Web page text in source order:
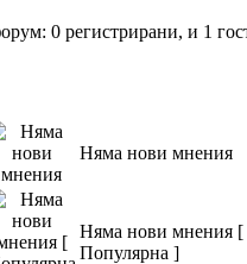
0 регистрирани, и 1
Няма нови мнения
Няма нови мнения [
Популярна ]